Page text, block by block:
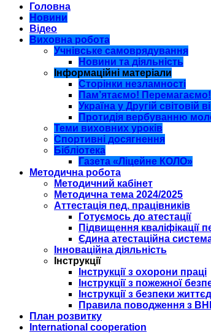
Головна
Новини
Відео
Виховна робота
Учнівське самоврядування
Новини та діяльність
Інформаційні матеріали
Сторінки незламності
Пам’ятаємо! Перемагаємо!
Україна у Другій світовій
Протидія вербуванню
Теми виховних уроків
Спортивні досягнення
Бібліотека
Газета «Ліцейне КОЛО»
Методична робота
Методичний кабінет
Методична тема 2024/2025
Аттестація пед. працівників
Готуємось до атестації
Підвищення кваліфікації
Єдина атестаційна
Інноваційна діяльність
Інструкції
Інструкції з охорони праці
Інструкції з пожежної
Інструкції з безпеки
Правила поводження з
План розвитку
International cooperation